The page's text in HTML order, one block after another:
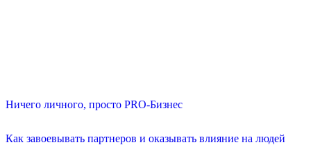
Ничего личного, просто PRO-Бизнес
Как завоевывать партнеров и оказывать влияние на людей